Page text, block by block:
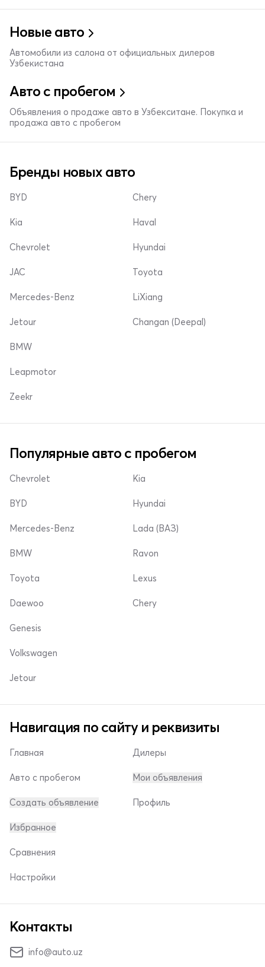
Новые авто
Автомобили из салона от официальных дилеров
Узбекистана
Авто с пробегом
Объявления о продаже авто в Узбекситане. Покупка и
продажа авто с пробегом
Бренды новых авто
BYD
Kia
Chevrolet
Chery
Haval
Hyundai
JAC
Mercedes-Benz
Jetour
Toyota
LiXiang
Changan (Deepal)
BMW
Leapmotor
Zeekr
Популярные авто с пробегом
Chevrolet
BYD
Mercedes-Benz
Kia
Hyundai
Lada (ВАЗ)
BMW
Toyota
Daewoo
Ravon
Lexus
Chery
Genesis
Volkswagen
Jetour
Навигация по сайту и реквизиты
Главная
Авто с пробегом
Создать объявление
Дилеры
Мои объявления
Профиль
Избранное
Сравнения
Настройки
Контакты
info@auto.uz